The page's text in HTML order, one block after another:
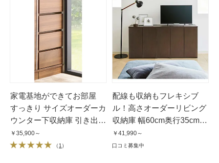
家電基地ができてお部屋
すっきり サイズオーダーカ
ウンター下収納庫 引き出し
幅45cm・奥行35cm・高さ
60〜100cm
￥35,900～
（1）
配線も収納もフレキシブ
ル！高さオーダーリビング
収納庫 幅60cm奥行35cm高
さ60cm〜100cm
￥41,990～
口コミ募集中